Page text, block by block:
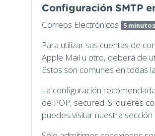
Configuración SMTP
Correos Electrónicos 5 minutos
Para utilizar sus cuentas de
Apple Mail u otro, deberá de
Estos son comunes en todas
La configuración
de POP, secured. Si quieres
puedes visitar nuestra sección